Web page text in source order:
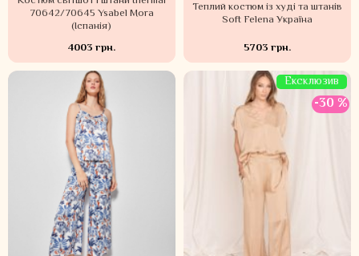
70642/70645 Ysabel Mora
(Іспанія)
4003 грн.
Теплий костюм із худі та штанів
Soft Felena Україна
5703 грн.
Ексклюзив
-30 %